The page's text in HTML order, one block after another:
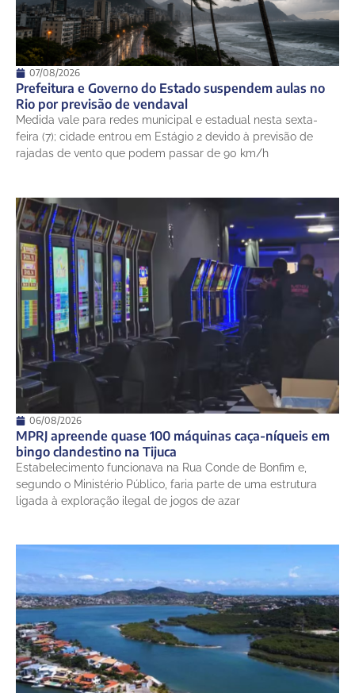
07/08/2026
Prefeitura e Governo do Estado suspendem aulas no
Rio por previsão de vendaval
Medida vale para redes municipal e estadual nesta sexta-
feira (7); cidade entrou em Estágio 2 devido à previsão de
rajadas de vento que podem passar de 90 km/h
06/08/2026
MPRJ apreende quase 100 máquinas caça-níqueis em
bingo clandestino na Tijuca
Estabelecimento funcionava na Rua Conde de Bonfim e,
segundo o Ministério Público, faria parte de uma estrutura
ligada à exploração ilegal de jogos de azar